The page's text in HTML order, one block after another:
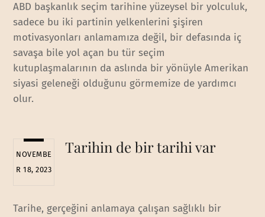
ABD başkanlık seçim tarihine yüzeysel bir yolculuk,
sadece bu iki partinin yelkenlerini şişiren
motivasyonları anlamamıza değil, bir defasında iç
savaşa bile yol açan bu tür seçim
kutuplaşmalarının da aslında bir yönüyle Amerikan
siyasi geleneği olduğunu görmemize de yardımcı
olur.
NOVEMBE
R 18, 2023
Tarihin de bir tarihi var
Tarihe, gerçeğini anlamaya çalışan sağlıklı bir